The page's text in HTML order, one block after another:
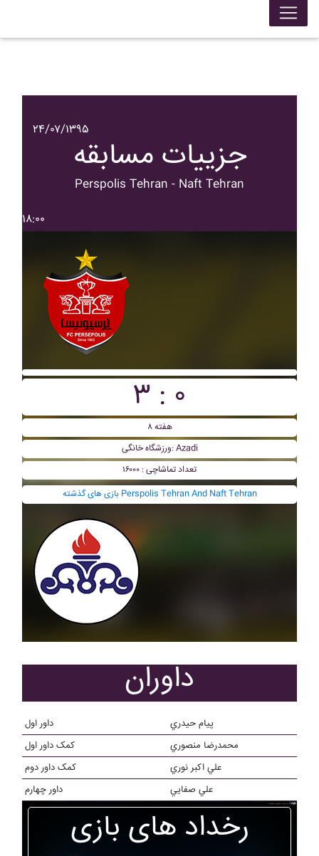
۲۴/۰۷/۱۳۹۵
جزییات مسابقه
Perspolis Tehran - Naft Tehran
۱۸:۰۰
۳ : ۰
هفته ۸
ورزشگاه خانگی: Azadi
تعداد تماشاچی : ۱۶۰۰۰
بازی های گذشته Perspolis Tehran And Naft Tehran
داوران
داور اول
پيام حيدري
کمک داور اول
محمدرضا منصوري
کمک داور دوم
علي اکبر نوري
داور چهارم
علي صفايي
رخداد های بازی